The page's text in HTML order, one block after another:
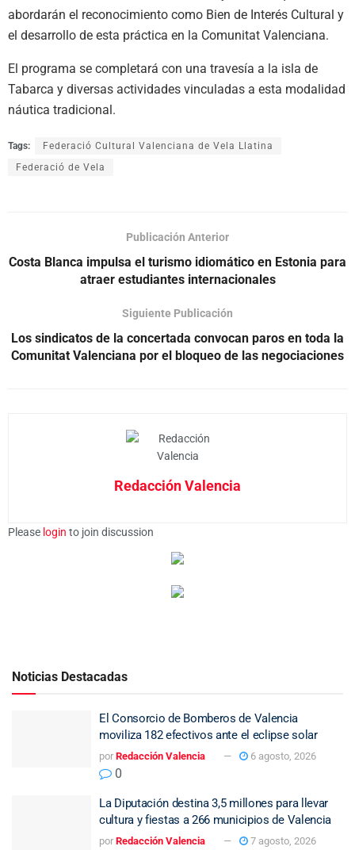
abordarán el reconocimiento como Bien de Interés Cultural y
el desarrollo de esta práctica en la Comunitat Valenciana.
El programa se completará con una travesía a la isla de
Tabarca y diversas actividades vinculadas a esta modalidad
náutica tradicional.
Tags:
Federació Cultural Valenciana de Vela Llatina
Federació de Vela
Publicación Anterior
Costa Blanca impulsa el turismo idiomático en Estonia para
atraer estudiantes internacionales
Siguiente Publicación
Los sindicatos de la concertada convocan paros en toda la
Comunitat Valenciana por el bloqueo de las negociaciones
Redacción Valencia
Please login to join discussion
Noticias Destacadas
El Consorcio de Bomberos de Valencia
moviliza 182 efectivos ante el eclipse solar
por Redacción Valencia 6 agosto, 2026
0
La Diputación destina 3,5 millones para llevar
cultura y fiestas a 266 municipios de Valencia
por Redacción Valencia 7 agosto, 2026